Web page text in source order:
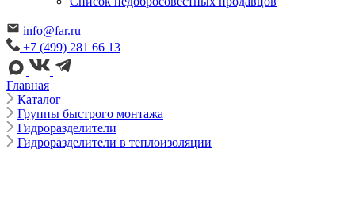
info@far.ru
+7 (499) 281 66 13
Главная
Каталог
Группы быстрого монтажа
Гидроразделители
Гидроразделители в теплоизоляции